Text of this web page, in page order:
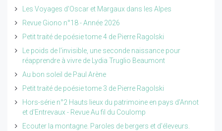
Les Voyages d'Oscar et Margaux dans les Alpes
Revue Giono n°18 - Année 2026
Petit traité de poésie tome 4 de Pierre Ragolski
Le poids de l'invisible, une seconde naissance pour
réapprendre à vivre de Lydia Truglio Beaumont
Au bon soleil de Paul Arène
Petit traité de poésie tome 3 de Pierre Ragolski
Hors-série n°2 Hauts lieux du patrimoine en pays d'Annot
et d'Entrevaux - Revue Au fil du Coulomp
Ecouter la montagne. Paroles de bergers et d'éleveurs.